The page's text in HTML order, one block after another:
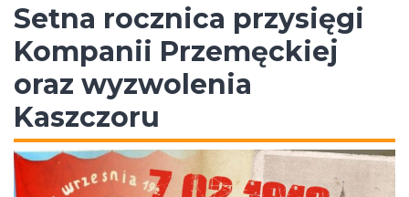
Setna rocznica przysięgi
Kompanii Przemęckiej
oraz wyzwolenia
Kaszczoru